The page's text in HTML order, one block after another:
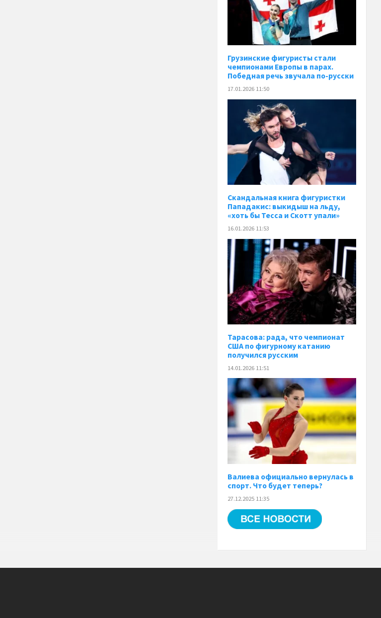
Грузинские фигуристы стали
чемпионами Европы в парах.
Победная речь звучала по-русски
17.01.2026 11:50
Скандальная книга фигуристки
Пападакис: выкидыш на льду,
«хоть бы Тесса и Скотт упали»
16.01.2026 11:53
Тарасова: рада, что чемпионат
США по фигурному катанию
получился русским
14.01.2026 11:51
Валиева официально вернулась в
спорт. Что будет теперь?
27.12.2025 11:35